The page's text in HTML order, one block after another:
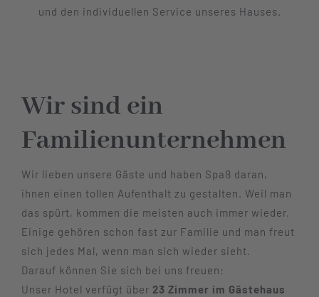
und den individuellen Service unseres Hauses.
Wir sind ein
Familienunternehmen
Wir lieben unsere Gäste und haben Spaß daran,
ihnen einen tollen Aufenthalt zu gestalten. Weil man
das spürt, kommen die meisten auch immer wieder.
Einige gehören schon fast zur Familie und man freut
sich jedes Mal, wenn man sich wieder sieht.
Darauf können Sie sich bei uns freuen:
Unser Hotel verfügt über 23 Zimmer im Gästehaus